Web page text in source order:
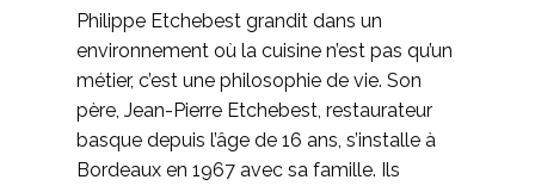
Philippe Etchebest grandit dans un
environnement où la cuisine n’est pas qu’un
métier, c’est une philosophie de vie. Son
père, Jean-Pierre Etchebest, restaurateur
basque depuis l’âge de 16 ans, s’installe à
Bordeaux en 1967 avec sa famille. Ils